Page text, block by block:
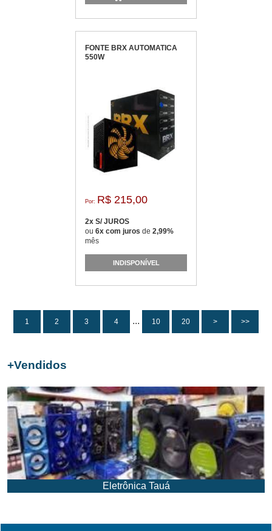
FONTE BRX AUTOMATICA
550W
Por: R$ 215,00
2x S/ JUROS
ou 6x com juros de 2,99%
mês
INDISPONÍVEL
1 2 3 4 ... 10 20 > >>
+Vendidos
Eletrônica Tauá